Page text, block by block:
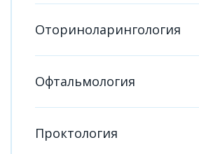
Оториноларингология
Офтальмология
Проктология